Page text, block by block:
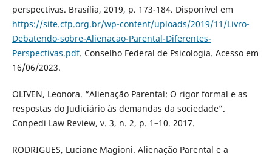
perspectivas. Brasília, 2019, p. 173-184. Disponível em
https://site.cfp.org.br/wp-content/uploads/2019/11/Livro-
Debatendo-sobre-Alienacao-Parental-Diferentes-
Perspectivas.pdf. Conselho Federal de Psicologia. Acesso em
16/06/2023.
OLIVEN, Leonora. “Alienação Parental: O rigor formal e as
respostas do Judiciário às demandas da sociedade”.
Conpedi Law Review, v. 3, n. 2, p. 1–10. 2017.
RODRIGUES, Luciane Magioni. Alienação Parental e a